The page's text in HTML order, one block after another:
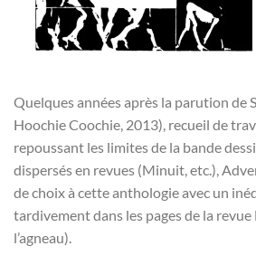
Quelques années après la parution de
Hoochie Coochie, 2013), recueil de
repoussant les limites de la bande
dispersés en revues (Minuit, etc.),
de choix à cette anthologie avec un
tardivement dans les pages de la revue
l’agneau).